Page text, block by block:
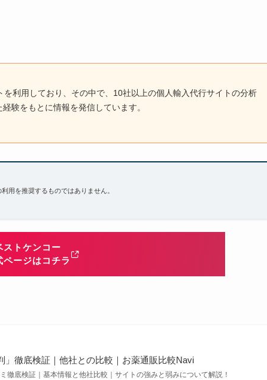
利用しており、その中で、10社以上の個人輸入代行サイトの分析
験をもとに情報を発信しています。
用を推奨するものではありません。
ストケンコー
ページはコチラ
」徹底検証｜他社との比較｜お薬通販比較Navi
徹底検証｜基本情報と他社比較｜サイトの強みと弱みについて解説！